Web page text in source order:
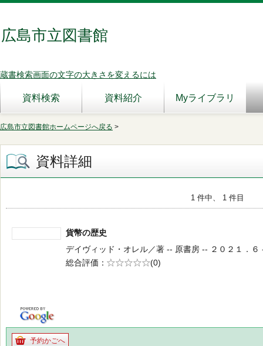
広島市立図書館
蔵書検索画面の文字の大きさを変えるには
資料検索 資料紹介 Myライブラリ
広島市立図書館ホームページへ戻る >
資料詳細
1 件中、 1 件目
貨幣の歴史
デイヴィッド・オレル／著 -- 原書房 -- ２０２１．６
総合評価
5段階評価
(0)
予約かごへ